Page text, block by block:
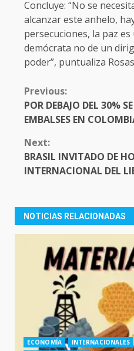
Concluye: “No se
alcanzar este anhelo,
persecuciones, la paz
demócrata no de un
poder”, puntualiza
CONTINUE
READING
Previous:
POR DEBAJO DEL 30%
EMBALSES EN
Next:
BRASIL INVITADO DE
INTERNACIONAL DEL
NOTICIAS RELACIONADAS
ECONOMÍA INTERNACIONALES